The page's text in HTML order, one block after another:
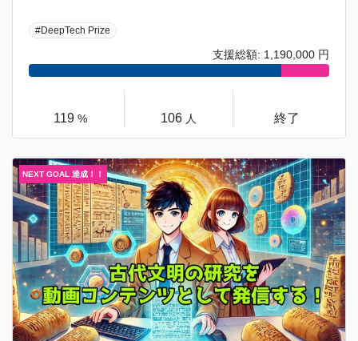
#DeepTech Prize
支援総額: 1,190,000 円
119% 106 人 終了